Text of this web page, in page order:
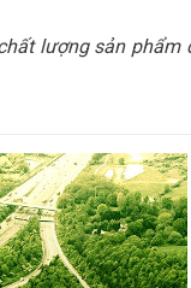
lượng sản